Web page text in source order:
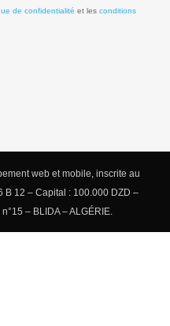
de confidentialité et les conditions
web et mobile, inscrite au
B 12 – Capital : 100.000 DZD –
– BLIDA – ALGÉRIE.